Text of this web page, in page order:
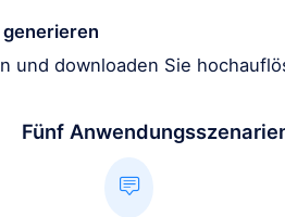
und downloaden Sie
Fünf